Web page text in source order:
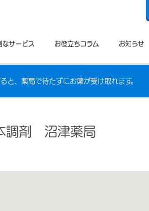
なサービス お役立ちコラム お知らせ
と、薬局で待たずにお薬が受け取れます。
調剤 沼津薬局